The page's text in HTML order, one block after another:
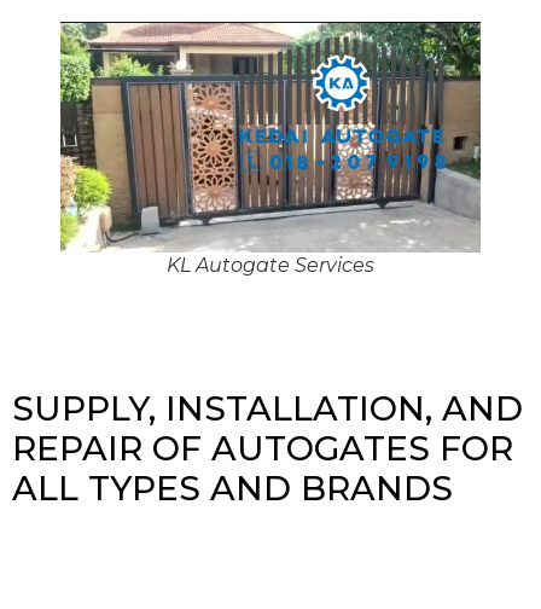
KL Autogate Services
SUPPLY, INSTALLATION, AND
REPAIR OF AUTOGATES FOR
ALL TYPES AND BRANDS